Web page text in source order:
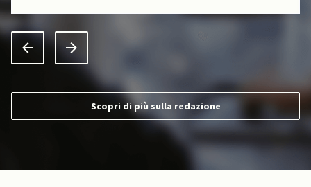
Scopri di più sulla redazione